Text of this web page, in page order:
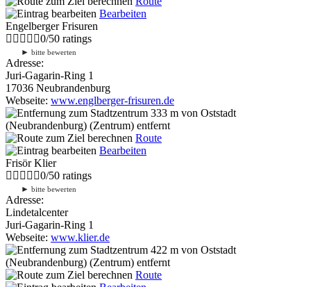
Bearbeiten
Engelberger Frisuren
0/50 ratings
► bitte bewerten
Adresse:
Juri-Gagarin-Ring 1
17036 Neubrandenburg
Webseite: www.englberger-frisuren.de
333 m von Oststadt
(Neubrandenburg) (Zentrum) entfernt
Route
Bearbeiten
Frisör Klier
0/50 ratings
► bitte bewerten
Adresse:
Lindetalcenter
Juri-Gagarin-Ring 1
Webseite: www.klier.de
422 m von Oststadt
(Neubrandenburg) (Zentrum) entfernt
Route